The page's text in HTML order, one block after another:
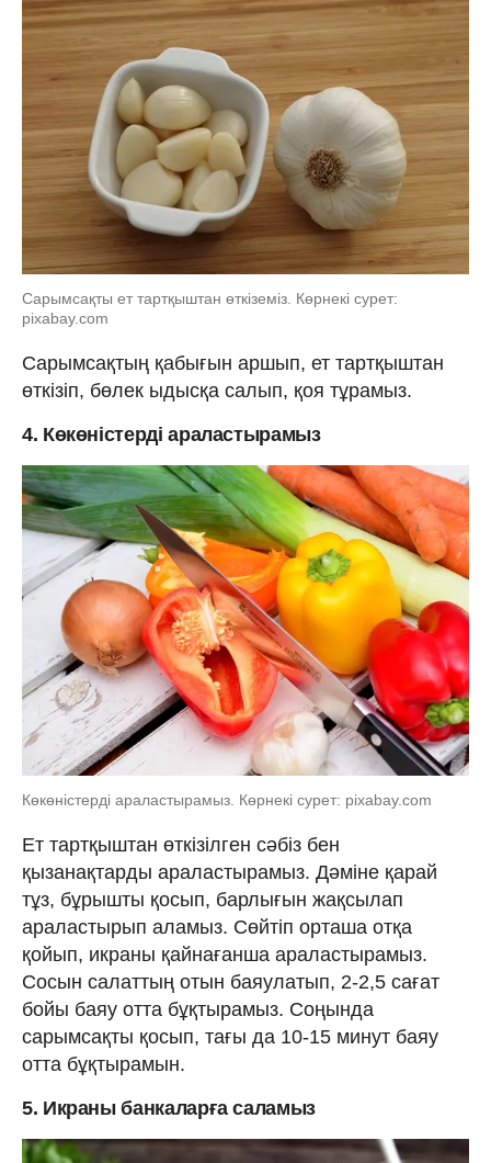
Сарымсақты ет тартқыштан өткіземіз. Көрнекі сурет:
pixabay.com
Сарымсақтың қабығын аршып, ет тартқыштан
өткізіп, бөлек ыдысқа салып, қоя тұрамыз.
4. Көкөністерді араластырамыз
Көкөністерді араластырамыз. Көрнекі сурет: pixabay.com
Ет тартқыштан өткізілген сәбіз бен
қызанақтарды араластырамыз. Дәміне қарай
тұз, бұрышты қосып, барлығын жақсылап
араластырып аламыз. Сөйтіп орташа отқа
қойып, икраны қайнағанша араластырамыз.
Сосын салаттың отын баяулатып, 2-2,5 сағат
бойы баяу отта бұқтырамыз. Соңында
сарымсақты қосып, тағы да 10-15 минут баяу
отта бұқтырамын.
5. Икраны банкаларға саламыз